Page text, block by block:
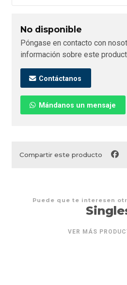
No disponible
Póngase en contacto con
información sobre este
Contáctanos
Mándanos un mensaje
Compartir este producto
Puede que te interesen
VER MÁS